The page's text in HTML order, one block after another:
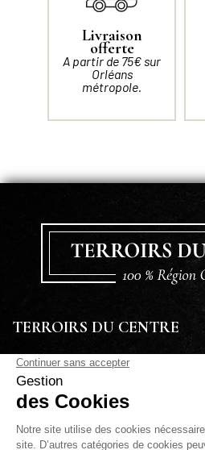
Livraison
offerte
A partir de 75€ sur
Orléans
métropole.
TERROIRS DU CENTRE
EN SAVOIR PLUS
A PROPOS
LETTRE D'INFORMATIONS